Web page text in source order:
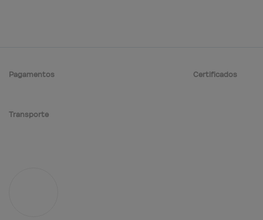
Pagamentos
Transporte
Certificados